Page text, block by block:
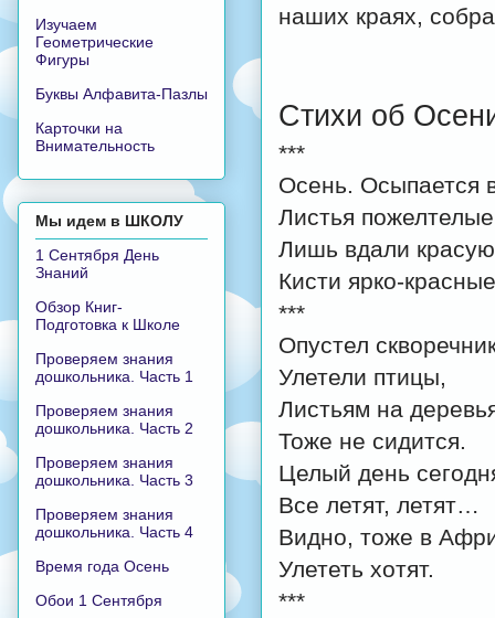
наших краях,
Стихи об
***
Осень. Осыпается
Листья
Лишь вдали
Кисти ярко-
***
Опустел
Улетели птицы,
Листьям на
Тоже не сидится.
Целый день
Все летят, летят…
Видно, тоже в
Улететь хотят.
***
Изучаем
Геометрические
Фигуры
Буквы Алфавита-Пазлы
Карточки на
Внимательность
Мы идем в ШКОЛУ
1 Сентября День
Знаний
Обзор Книг-
Подготовка к Школе
Проверяем знания
дошкольника. Часть 1
Проверяем знания
дошкольника. Часть 2
Проверяем знания
дошкольника. Часть 3
Проверяем знания
дошкольника. Часть 4
Время года Осень
Обои 1 Сентября